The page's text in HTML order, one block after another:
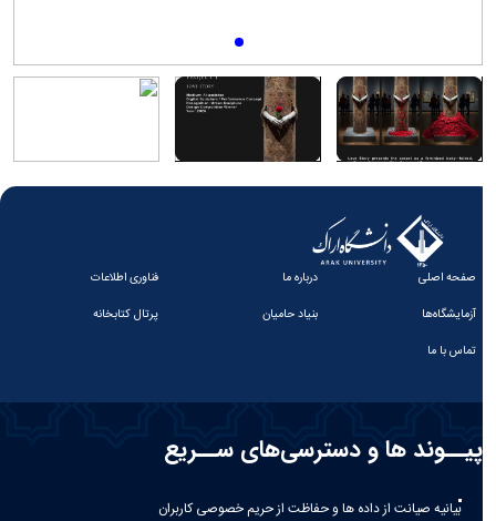
صفحه اصلی درباره ما
فناوری اطلاعات
آزمایشگاه‌ها
بنیاد حامیان
پرتال کتابخانه
تماس با ما
پیــوند ها و دسترسی‌های ســریع
بیانیه صيانت از داده ها و حفاظت از حريم خصوصی كاربران